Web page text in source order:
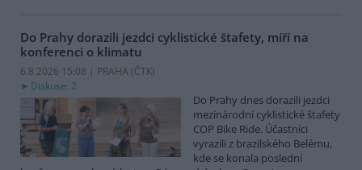
Do Prahy dorazili jezdci cyklistické štafety, míří na
konferenci o klimatu
6.8.2026 15:08 | PRAHA (ČTK)
Diskuse: 2
Do Prahy dnes dorazili jezdci
mezinárodní cyklistické štafety
COP Bike Ride. Účastníci
vyrazili z brazilského Belému,
kde se konala poslední